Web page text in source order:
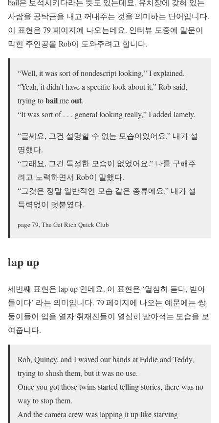
bail은 보석시키다라는 뜻도 있는데요. 유치장에 갖혀 있는
사람을 공탁금을 내고 꺼내주는 것을 의미하는 단어입니다.
이 표현은 79 페이지에 나오는데요. 인터뷰 도중에 말문이
막힌 주인공을 Rob이 도와주려고 합니다.
“Well, it was sort of nondescript looking,” I explained.
“Yeah, it didn’t have a specific look about it,” Rob said,
trying tobailmeout.
“It was sort of . . . general looking really,” I added lamely.
“글쎄요, 그건 설명할 수 없는 모습이었어요.” 내가 설
명했다.
“그래요, 그건 특정한 모습이 없었어요.” 나를 구해주
려고 노력하면서 Rob이 말했다.
“그것은 정말 일반적인 모습 같은 종류에요.” 내가 설
득력없이 덧붙였다.
page 79, The Get Rich Quick Club
lap up
세번째 표현은 lap up 인데요. 이 표현은 ‘열심히 듣다, 받아
들이다’ 라는 의미입니다. 79 페이지에 나오는 예문에는 쌍
둥이들이 입을 열자 취재진들이 열심히 받아적는 모습을 보
여줍니다.
Rob, Quincy, and I waved our hands at Eddie and Teddy,
trying to shush them, but it was no use.
Once you got those twins started telling stories, there was no
way to stop them.
And the camera crew was lapping it up like starving